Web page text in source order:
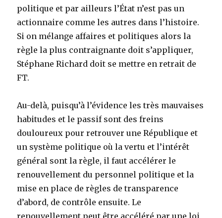
politique et par ailleurs l’État n’est pas un
actionnaire comme les autres dans l’histoire.
Si on mélange affaires et politiques alors la
règle la plus contraignante doit s’appliquer,
Stéphane Richard doit se mettre en retrait de
FT.
Au-delà, puisqu’à l’évidence les très mauvaises
habitudes et le passif sont des freins
douloureux pour retrouver une République et
un système politique où la vertu et l’intérêt
général sont la règle, il faut accélérer le
renouvellement du personnel politique et la
mise en place de règles de transparence
d’abord, de contrôle ensuite. Le
renouvellement peut être accéléré par une loi